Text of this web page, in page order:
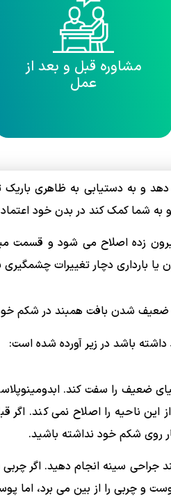
مشاوره قبل و بعد از
عمل
و به دستیابی به ظاهری
شما کمک کند در بدن خود
زده اصلاح می ‌شود و قسمت
یا بارداری دچار تغییرات
شدن بافت همبند در شکم
باشد در زیر آورده شده است:
ضعیف را سفت کند.
ناحیه را اصلاح نمی کند. اگر
روی شکم خود نداشته باشید.
جراحی سینه انجام دهید. اگر
و چربی را از بین می برد، اما